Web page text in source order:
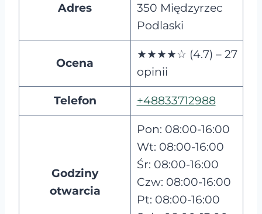
Adres
350 Międzyrzec
Podlaski
Ocena
★★★★☆ (4.7) – 27
opinii
Telefon +48833712988
Godziny
otwarcia
Pon: 08:00-16:00
Wt: 08:00-16:00
Śr: 08:00-16:00
Czw: 08:00-16:00
Pt: 08:00-16:00